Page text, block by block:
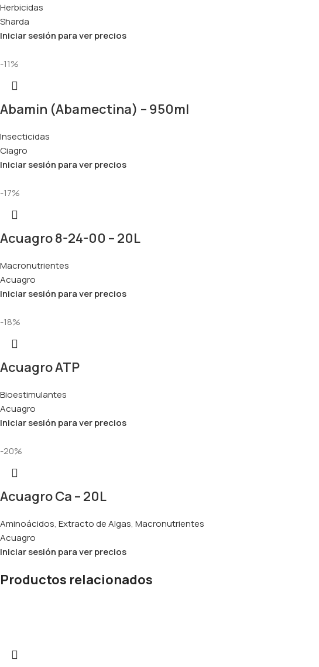
Herbicidas
Sharda
Iniciar sesión para ver precios
-11%
Abamin (Abamectina) – 950ml
Insecticidas
Ciagro
Iniciar sesión para ver precios
-17%
Acuagro 8-24-00 – 20L
Macronutrientes
Acuagro
Iniciar sesión para ver precios
-18%
Acuagro ATP
Bioestimulantes
Acuagro
Iniciar sesión para ver precios
-20%
Acuagro Ca – 20L
Aminoácidos, Extracto de Algas, Macronutrientes
Acuagro
Iniciar sesión para ver precios
Productos relacionados